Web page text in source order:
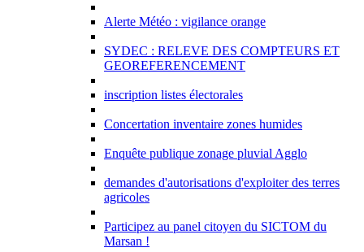
Alerte Météo : vigilance orange
SYDEC : RELEVE DES COMPTEURS ET
GEOREFERENCEMENT
inscription listes électorales
Concertation inventaire zones humides
Enquête publique zonage pluvial Agglo
demandes d'autorisations d'exploiter des terres
agricoles
Participez au panel citoyen du SICTOM du
Marsan !